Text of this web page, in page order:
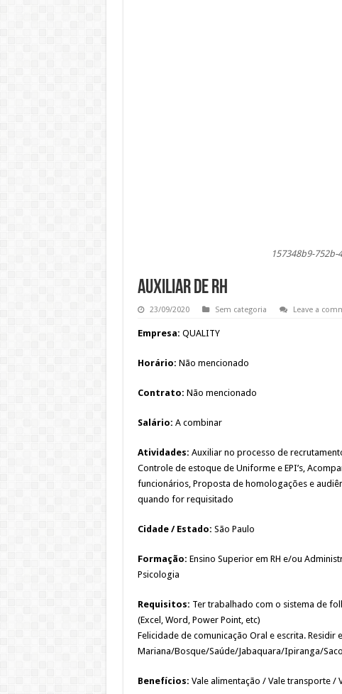
157348b9-752b-
AUXILIAR DE RH
23/09/2020 Sem categoria Leave a
Empresa: QUALITY
Horário: Não mencionado
Contrato: Não mencionado
Salário: A combinar
Atividades: Auxiliar no processo de
Controle de estoque de Uniforme e EPI’s,
funcionários, Proposta de homologações e
quando for requisitado
Cidade / Estado: São Paulo
Formação: Ensino Superior em RH e/ou
Psicologia
Requisitos: Ter trabalhado com o sistema de
(Excel, Word, Power Point, etc)
Felicidade de comunicação Oral e escrita. Residir
Mariana/Bosque/Saúde/Jabaquara/Ipiranga/
Benefícios: Vale alimentação / Vale transporte /